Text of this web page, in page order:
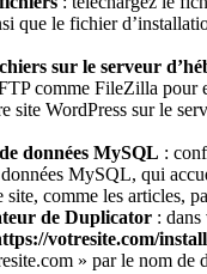
que le fichier
sur le serveur
comme FileZilla pour
site WordPress sur le
données MySQL :
MySQL, qui
site, comme les articles,
de Duplicator : dans
votresite.com/
» par le nom de